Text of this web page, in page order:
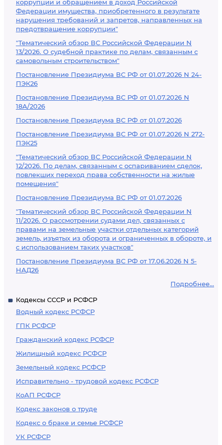
коррупции и обращением в доход Российской
Федерации имущества, приобретенного в результате
нарушения требований и запретов, направленных на
предотвращение коррупции"
"Тематический обзор ВС Российской Федерации N
13/2026. О судебной практике по делам, связанным с
самовольным строительством"
Постановление Президиума ВС РФ от 01.07.2026 N 24-
ПЭК26
Постановление Президиума ВС РФ от 01.07.2026 N
18А/2026
Постановление Президиума ВС РФ от 01.07.2026
Постановление Президиума ВС РФ от 01.07.2026 N 272-
ПЭК25
"Тематический обзор ВС Российской Федерации N
12/2026. По делам, связанным с оспариванием сделок,
повлекших переход права собственности на жилые
помещения"
Постановление Президиума ВС РФ от 01.07.2026
"Тематический обзор ВС Российской Федерации N
11/2026. О рассмотрении судами дел, связанных с
правами на земельные участки отдельных категорий
земель, изъятых из оборота и ограниченных в обороте, и
с использованием таких участков"
Постановление Президиума ВС РФ от 17.06.2026 N 5-
НАД26
Подробнее...
Кодексы СССР и РСФСР
Водный кодекс РСФСР
ГПК РСФСР
Гражданский кодекс РСФСР
Жилищный кодекс РСФСР
Земельный кодекс РСФСР
Исправительно - трудовой кодекс РСФСР
КоАП РСФСР
Кодекс законов о труде
Кодекс о браке и семье РСФСР
УК РСФСР